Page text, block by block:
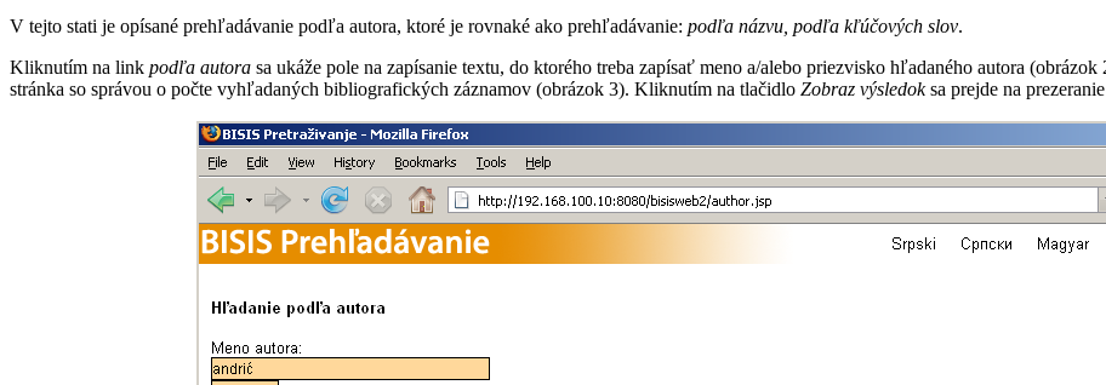
V tejto stati je opísané prehľadávanie podľa autora, ktoré je rovnaké ako prehľadávanie: podľa názvu, podľa kľúčových slov.
Kliknutím na link podľa autora sa ukáže pole na zapísanie textu, do ktorého treba zapísať meno a/alebo priezvisko hľadaného autora
stránka so správou o počte vyhľadaných bibliografických záznamov (obrázok 3). Kliknutím na tlačidlo Zobraz výsledoksa prejde na